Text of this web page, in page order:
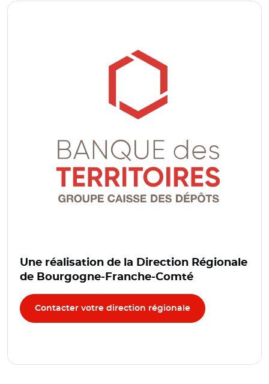
Une réalisation de la Direction Régionale
de Bourgogne-Franche-Comté
Contacter votre direction régionale